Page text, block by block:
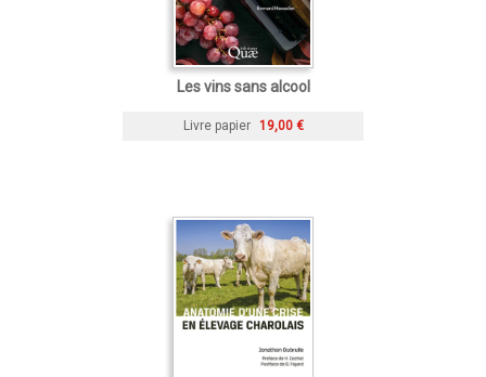
Les vins sans alcool
Livre papier 19,00 €